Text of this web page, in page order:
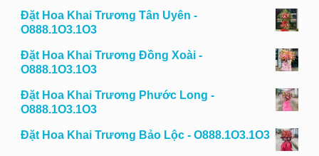
Đặt Hoa Khai Trương Tân Uyên -
O888.1O3.1O3
Đặt Hoa Khai Trương Đồng Xoài -
O888.1O3.1O3
Đặt Hoa Khai Trương Phước Long -
O888.1O3.1O3
Đặt Hoa Khai Trương Bảo Lộc - O888.1O3.1O3